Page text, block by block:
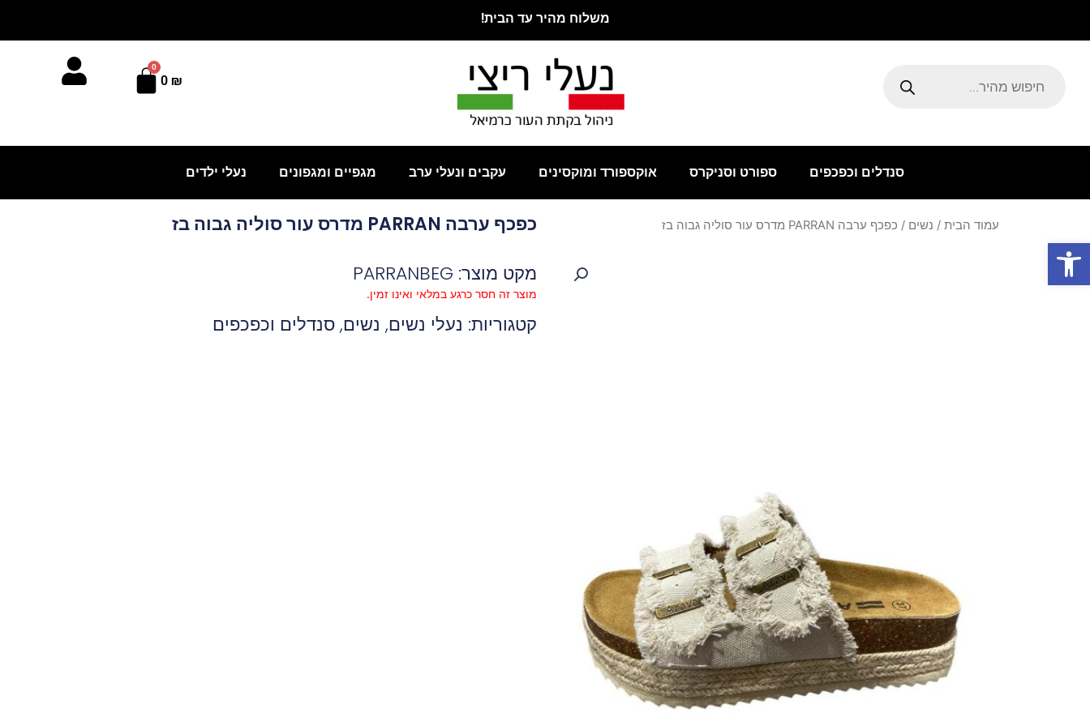
פתח סרגל נגישות
משלוח מהיר עד הבית!
0 ₪
0
עגלת
סנדלים וכפכפים ספורט וסניקרס אוקספורד ומוקסינים עקבים ונעלי ערב מגפיים ומגפונים נעלי ילדים
עמוד הבית / נשים / כפכף ערבה PARRAN מדרס עור סוליה גבוה בז
כפכף ערבה PARRAN מדרס עור סוליה גבוה בז
מקט מוצר: PARRANBEG
מוצר זה חסר כרגע במלאי ואינו זמין.
קטגוריות: נעלי נשים, נשים,סנדלים וכפכפים